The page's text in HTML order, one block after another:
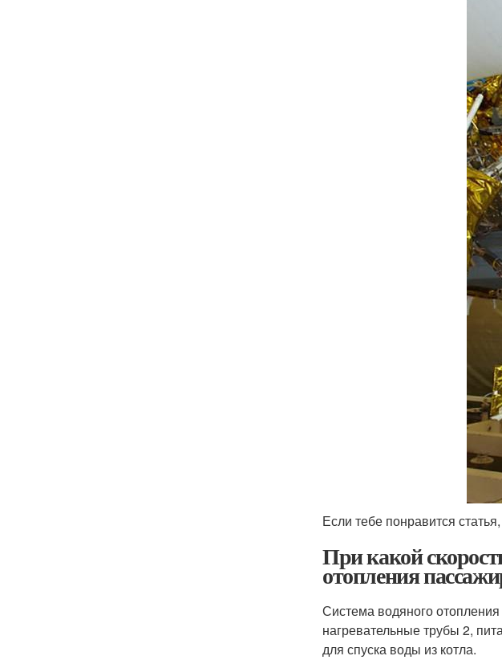
Если тебе понравится
При какой
отопления
Система водяного
нагревательные трубы 2,
для спуска воды из котла.